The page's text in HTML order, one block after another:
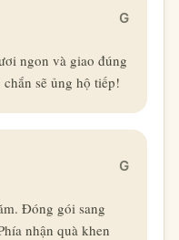
G
ngon và giao đúng
sẽ ủng hộ tiếp!
G
Đóng gói sang
nhận quà khen